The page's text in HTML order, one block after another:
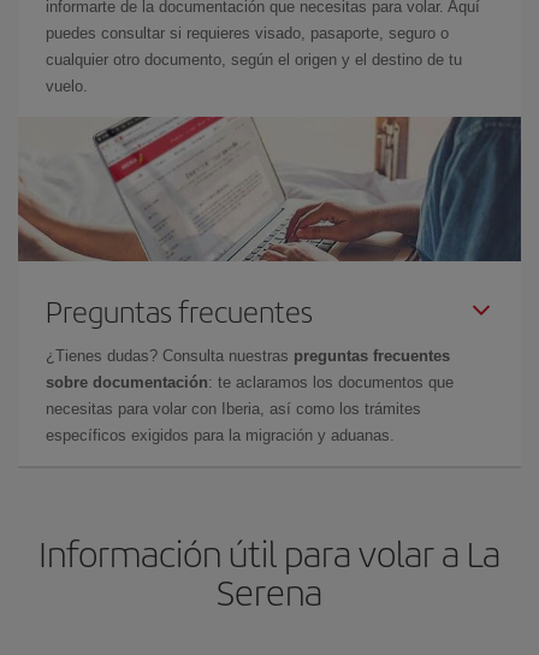
informarte de la documentación que necesitas para volar. Aquí
puedes consultar si requieres visado, pasaporte, seguro o
cualquier otro documento, según el origen y el destino de tu
vuelo.
Preguntas frecuentes
¿Tienes dudas? Consulta nuestras preguntas frecuentes
sobre documentación: te aclaramos los documentos que
necesitas para volar con Iberia, así como los trámites
específicos exigidos para la migración y aduanas.
Información útil para volar a La
Serena